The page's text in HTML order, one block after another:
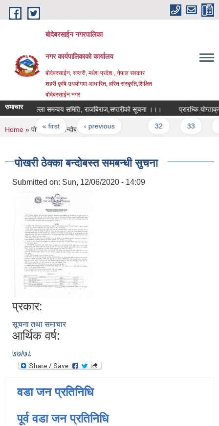
Skip to main content
बोदेबरसाईन नगरपालिका
नगर कार्यपालिकाको कार्यालय
बोदेबरसाईन, सप्तरी, मधेश प्रदेश , नेपाल सरकार
शहरी कृषि उधयोगमा आधारित, हरित संस्कृति,शिक्षित
बोदेबरसाईन नगर
समाचारजिल्ला समन्वय समिति, राजबिराज,सप्तरीको सूचना ।।। प्रारभ्कि
Pages
« first ‹ previous
You are here
Home » पाेखरी ठेक्का बन्दोबस्त समबन्धी सुचना
पाेखरी ठेक्का बन्दोबस्त समबन्धी सुचना
Submitted on: Sun, 12/06/2020 - 14:09
प्रकार:
सूचना तथा समाचार
आर्थिक वर्ष:
७७/७८
वडा जन प्रतिनिधि
पूर्व वडा जन प्रतिनिधि